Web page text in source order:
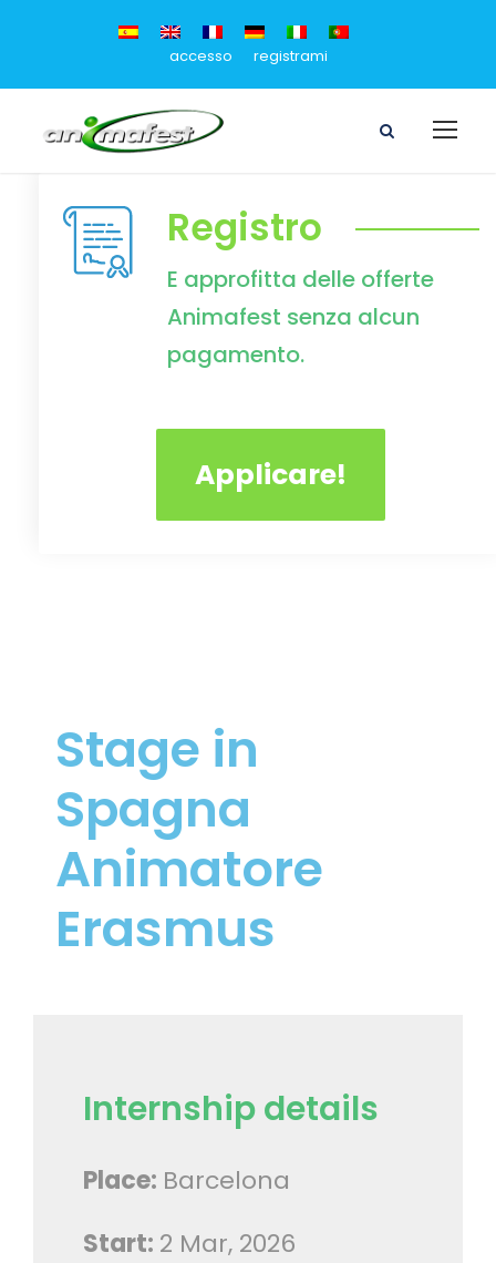
accesso registrami
Registro
E approfitta delle offerte
Animafest senza alcun
pagamento.
Applicare!
Stage in
Spagna
Animatore
Erasmus
Internship details
Place: Barcelona
Start: 2 Mar, 2026